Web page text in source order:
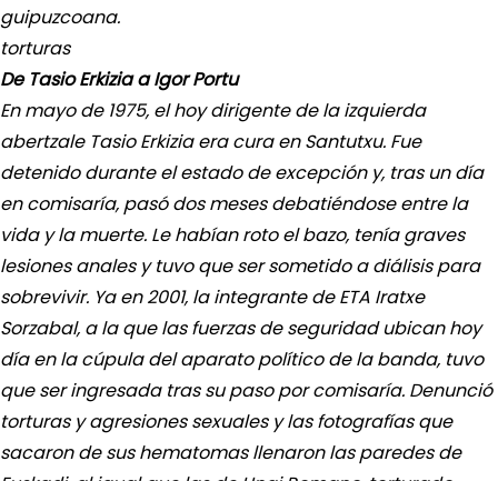
guipuzcoana.
torturas
De Tasio Erkizia a Igor Portu
En mayo de 1975, el hoy dirigente de la izquierda
abertzale Tasio Erkizia era cura en Santutxu. Fue
detenido durante el estado de excepción y, tras un día
en comisaría, pasó dos meses debatiéndose entre la
vida y la muerte. Le habían roto el bazo, tenía graves
lesiones anales y tuvo que ser sometido a diálisis para
sobrevivir. Ya en 2001, la integrante de ETA Iratxe
Sorzabal, a la que las fuerzas de seguridad ubican hoy
día en la cúpula del aparato político de la banda, tuvo
que ser ingresada tras su paso por comisaría. Denunció
torturas y agresiones sexuales y las fotografías que
sacaron de sus hematomas llenaron las paredes de